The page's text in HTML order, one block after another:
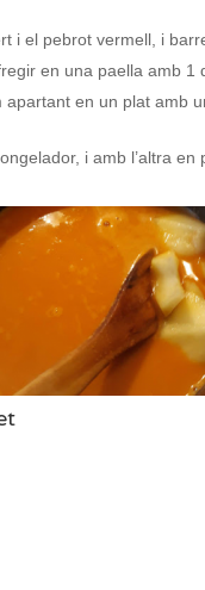
i el pebrot vermell, i
en una paella amb
en un plat amb
i amb l’altra en